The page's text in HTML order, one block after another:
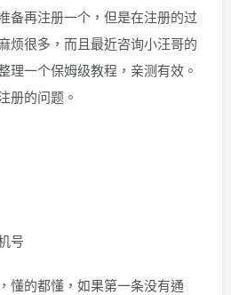
备再注册一个，但是在注册的过
烦很多，而且最近咨询小汪哥的
理一个保姆级教程，亲测有效。
册的问题。
号
懂的都懂，如果第一条没有通